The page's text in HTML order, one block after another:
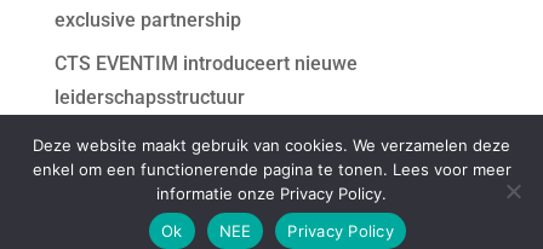
exclusive partnership
CTS EVENTIM introduceert nieuwe
leiderschapsstructuur
Recent Comments
Deze website maakt gebruik van cookies. We verzamelen deze
enkel om een functionerende pagina te tonen. Lees voor meer
informatie onze Privacy Policy.
Ok
NEE Privacy Policy